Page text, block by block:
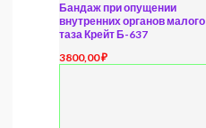
Бандаж при опущении
внутренних органов малого
таза Крейт Б-637
3800,00₽